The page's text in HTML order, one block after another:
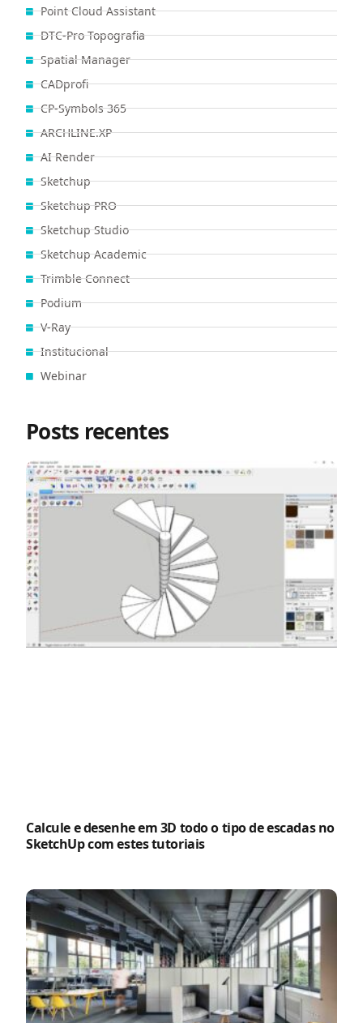
Point Cloud Assistant
DTC-Pro Topografia
Spatial Manager
CADprofi
CP-Symbols 365
ARCHLINE.XP
AI Render
Sketchup
Sketchup PRO
Sketchup Studio
Sketchup Academic
Trimble Connect
Podium
V-Ray
Institucional
Webinar
Posts recentes
Calcule e desenhe em 3D todo o tipo de escadas no
SketchUp com estes tutoriais